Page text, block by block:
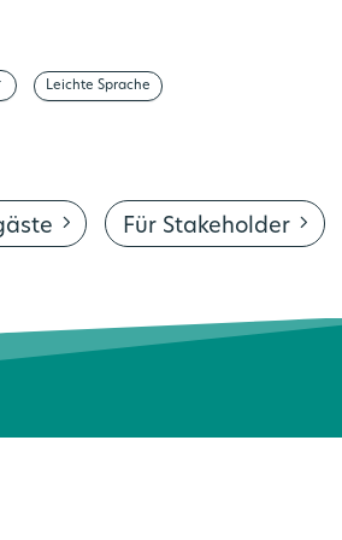
Leichte Sprache
Für Stakeholder